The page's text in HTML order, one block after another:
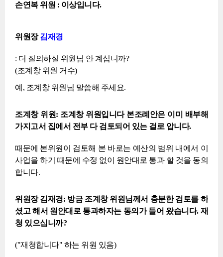
손연복 위원 : 이상입니다.
위원장김재경
: 더 질의하실 위원님 안 계십니까?
(조계창 위원 거수)
예, 조계창 위원님 말씀해 주세요.
조계창 위원: 조계창 위원입니다 본조례안은 이미 배부해
가지고서 집에서 전부 다 검토되어 있는 걸로 압니다.
때문에 본위원이 검토해 본 바로는 예산의 범위 내에서 이
사업을 하기 때문에 수정 없이 원안대로 통과 할 것을 동의
합니다.
위원장 김재경: 방금 조계창 위원님께서 충분한 검토를 하
셨고 해서 원안대로 통과하자는 동의가 들어 왔습니다. 재
청 있으십니까?
("재청합니다" 하는 위원 있음)